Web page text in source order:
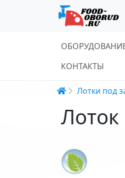
Основная
КОНТАКТЫ
Строка
Лотки под